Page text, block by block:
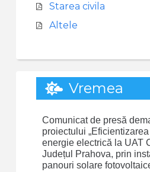
Starea civila
Altele
Vremea
Comunicat de presă
proiectului
energie electrică la UAT
Județul Prahova, prin
panouri solare